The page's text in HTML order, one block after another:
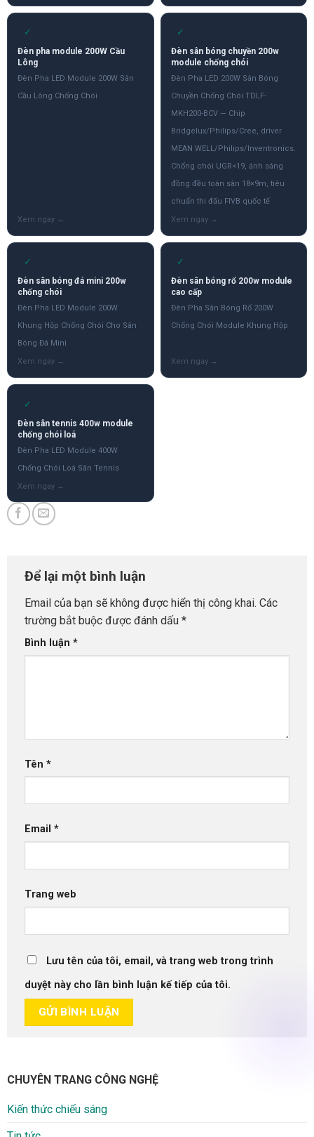
✓
Đèn pha module 200W Cầu
Lông
Đèn Pha LED Module 200W Sân
Cầu Lông Chống Chói
✓
Đèn sân bóng chuyền 200w
module chống chói
Đèn Pha LED 200W Sân Bóng
Chuyền Chống Chói TDLF-
MKH200-BCV — Chip
Bridgelux/Philips/Cree, driver
MEAN WELL/Philips/Inventronics.
Chống chói UGR<19, ánh sáng
đồng đều toàn sân 18×9m, tiêu
chuẩn thi đấu FIVB quốc tế
✓
Đèn sân bóng đá mini 200w
chống chói
Đèn Pha LED Module 200W
Khung Hộp Chống Chói Cho Sân
Bóng Đá Mini
✓
Đèn sân bóng rổ 200w module
cao cấp
Đèn Pha Sân Bóng Rổ 200W
Chống Chói Module Khung Hộp
✓
Đèn sân tennis 400w module
chống chói loá
Đèn Pha LED Module 400W
Chống Chói Loá Sân Tennis
Để lại một bình luận
Email của bạn sẽ không được hiển thị công khai. Các
trường bắt buộc được đánh dấu *
Bình luận *
Tên *
Email *
Trang web
Lưu tên của tôi, email, và trang web trong trình
duyệt này cho lần bình luận kế tiếp của tôi.
CHUYÊN TRANG CÔNG NGHỆ
Kiến thức chiếu sáng